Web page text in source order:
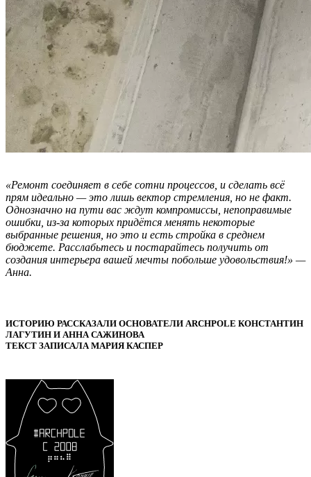
«Ремонт соединяет в себе сотни процессов, и сделать всё
прям идеально — это лишь вектор стремления, но не факт.
Однозначно на пути вас ждут компромиссы, непоправимые
ошибки, из-за которых придётся менять некоторые
выбранные решения, но это и есть стройка в среднем
бюджете. Расслабьтесь и постарайтесь получить от
создания интерьера вашей мечты побольше удовольствия!» —
Анна.
ИСТОРИЮ РАССКАЗАЛИ ОСНОВАТЕЛИ ARCHPOLE КОНСТАНТИН
ЛАГУТИН И АННА САЖИНОВА
ТЕКСТ ЗАПИСАЛА МАРИЯ КАСПЕР